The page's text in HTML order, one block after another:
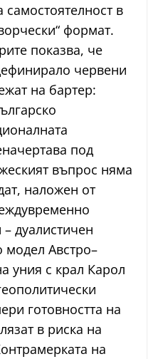
самостоятелност в
формат.
показва, че
червени
на бартер:
под
въпрос няма
наложен от
дуалистичен
модел Австро–
уния с крал Карол
готовността на
в риска на
на